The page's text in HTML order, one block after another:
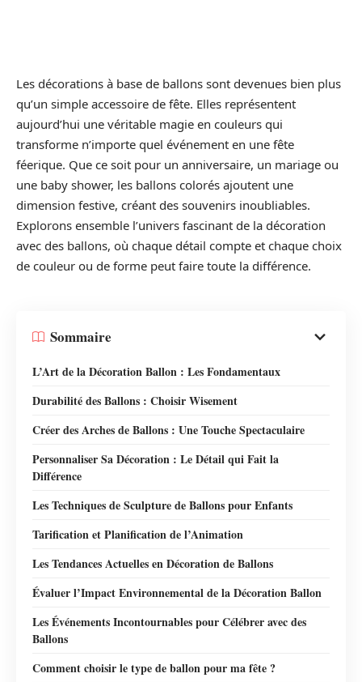
Les décorations à base de ballons sont devenues bien plus
qu’un simple accessoire de fête. Elles représentent
aujourd’hui une véritable magie en couleurs qui
transforme n’importe quel événement en une fête
féerique. Que ce soit pour un anniversaire, un mariage ou
une baby shower, les ballons colorés ajoutent une
dimension festive, créant des souvenirs inoubliables.
Explorons ensemble l’univers fascinant de la décoration
avec des ballons, où chaque détail compte et chaque choix
de couleur ou de forme peut faire toute la différence.
Sommaire
L’Art de la Décoration Ballon : Les Fondamentaux
Durabilité des Ballons : Choisir Wisement
Créer des Arches de Ballons : Une Touche Spectaculaire
Personnaliser Sa Décoration : Le Détail qui Fait la
Différence
Les Techniques de Sculpture de Ballons pour Enfants
Tarification et Planification de l’Animation
Les Tendances Actuelles en Décoration de Ballons
Évaluer l’Impact Environnemental de la Décoration Ballon
Les Événements Incontournables pour Célébrer avec des
Ballons
Comment choisir le type de ballon pour ma fête ?